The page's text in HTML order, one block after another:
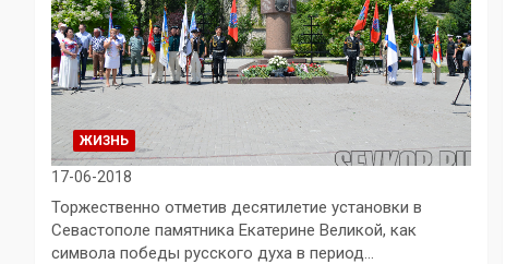
ЖИЗНЬ
17-06-2018
Торжественно отметив десятилетие установки в
Севастополе памятника Екатерине Великой, как
символа победы русского духа в период…